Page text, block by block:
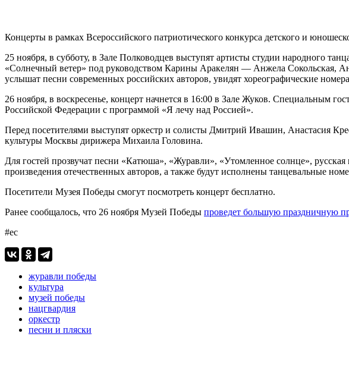
Концерты в рамках Всероссийского патриотического конкурса детского и
25 ноября, в субботу, в Зале Полководцев выступят артисты студии народного
«Солнечный ветер» под руководством Карины Аракелян — Анжела Сокольская,
услышат песни современных российских авторов, увидят хореографические
26 ноября, в воскресенье, концерт начнется в 16:00 в Зале Жуков. Специальным
Российской Федерации с программой «Я лечу над Россией».
Перед посетителями выступят оркестр и солисты Дмитрий Ивашин, Анастасия
культуры Москвы дирижера Михаила Головина.
Для гостей прозвучат песни «Катюша», «Журавли», «Утомленное солнце»,
произведения отечественных авторов, а также будут исполнены танцевальные
Посетители Музея Победы смогут посмотреть концерт бесплатно.
Ранее сообщалось, что 26 ноября Музей Победы проведет большую праздничную
#ес
журавли победы
культура
музей победы
нацгвардия
оркестр
песни и пляски